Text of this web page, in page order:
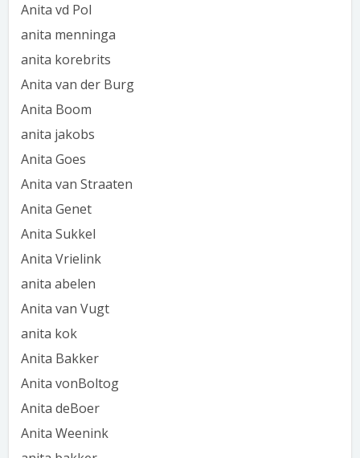
Anita vd Pol
anita menninga
anita korebrits
Anita van der Burg
Anita Boom
anita jakobs
Anita Goes
Anita van Straaten
Anita Genet
Anita Sukkel
Anita Vrielink
anita abelen
Anita van Vugt
anita kok
Anita Bakker
Anita vonBoltog
Anita deBoer
Anita Weenink